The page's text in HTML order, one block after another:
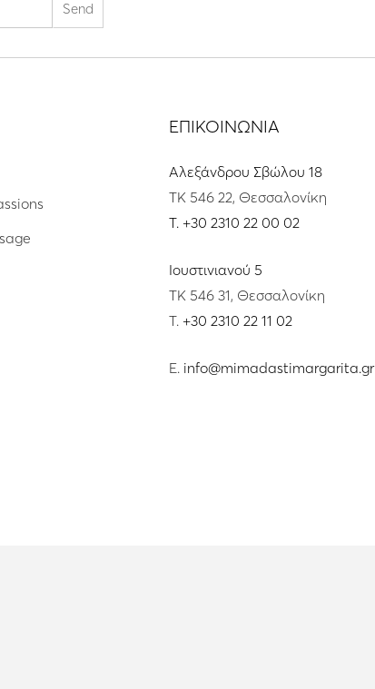
ΕΠΙΚΟΙΝΩΝΙΑ
Αλεξάνδρου Σβώλου 18
ΤΚ 546 22, Θεσσαλονίκη
T. +30 2310 22 00 02
Ιουστινιανού 5
ΤΚ 546 31, Θεσσαλονίκη
T. +30 2310 22 11 02
E. info@mimadastimargarita.gr